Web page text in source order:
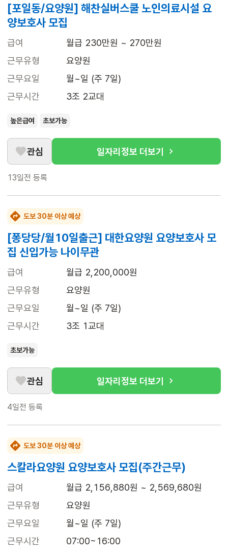
[포일동/요양원] 해찬실버스쿨 노인의료시설 요
양보호사 모집
급여
월급 230만원 ~ 270만원
근무유형
요양원
근무요일
월~일 (주 7일)
근무시간
3조 2교대
높은급여 초보가능
관심 일자리정보 더보기
13일전 등록
도보 30분 이상 예상
[퐁당당/월10일출근] 대한요양원 요양보호사 모
집 신입가능 나이무관
급여
월급 2,200,000원
근무유형
요양원
근무요일
월~일 (주 7일)
근무시간
3조 1교대
초보가능
관심 일자리정보 더보기
4일전 등록
도보 30분 이상 예상
스칼라요양원 요양보호사 모집(주간근무)
급여
월급 2,156,880원 ~ 2,569,680원
근무유형
요양원
근무요일
월~일 (주 7일)
근무시간
07:00~16:00